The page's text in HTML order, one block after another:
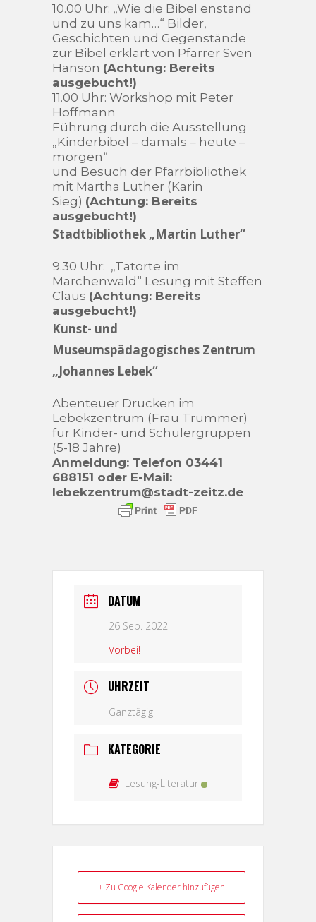
10.00 Uhr: „Wie die Bibel enstand
und zu uns kam…“ Bilder,
Geschichten und Gegenstände
zur Bibel erklärt von Pfarrer Sven
Hanson (Achtung: Bereits
ausgebucht!)
11.00 Uhr: Workshop mit Peter
Hoffmann
Führung durch die Ausstellung
„Kinderbibel – damals – heute –
morgen“
und Besuch der Pfarrbibliothek
mit Martha Luther (Karin
Sieg) (Achtung: Bereits
ausgebucht!)
Stadtbibliothek „Martin Luther“
9.30 Uhr: „Tatorte im
Märchenwald“ Lesung mit Steffen
Claus (Achtung: Bereits
ausgebucht!)
Kunst- und
Museumspädagogisches Zentrum
„Johannes Lebek“
Abenteuer Drucken im
Lebekzentrum (Frau Trummer)
für Kinder- und Schülergruppen
(5-18 Jahre)
Anmeldung: Telefon 03441
688151 oder E-Mail:
lebekzentrum@stadt-zeitz.de
DATUM
26 Sep. 2022
Vorbei!
UHRZEIT
Ganztägig
KATEGORIE
Lesung-Literatur
+ Zu Google Kalender hinzufügen